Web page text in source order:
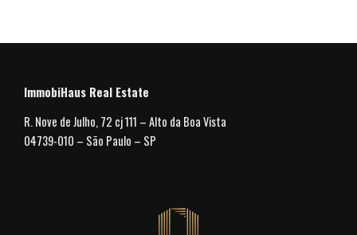
ImmobiHaus Real Estate
R. Nove de Julho, 72 cj 111 – Alto da Boa Vista
04739-010 – São Paulo – SP